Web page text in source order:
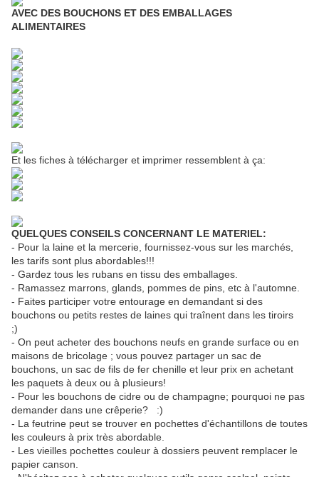
AVEC DES BOUCHONS ET DES EMBALLAGES
ALIMENTAIRES
Et les fiches à télécharger et imprimer ressemblent à ça:
QUELQUES CONSEILS CONCERNANT LE MATERIEL:
- Pour la laine et la mercerie, fournissez-vous sur les marchés,
les tarifs sont plus abordables!!!
- Gardez tous les rubans en tissu des emballages.
- Ramassez marrons, glands, pommes de pins, etc à l'automne.
- Faites participer votre entourage en demandant si des
bouchons ou petits restes de laines qui traînent dans les tiroirs
;)
- On peut acheter des bouchons neufs en grande surface ou en
maisons de bricolage ; vous pouvez partager un sac de
bouchons, un sac de fils de fer chenille et leur prix en achetant
les paquets à deux ou à plusieurs!
- Pour les bouchons de cidre ou de champagne; pourquoi ne pas
demander dans une crêperie? :)
- La feutrine peut se trouver en pochettes d'échantillons de toutes
les couleurs à prix très abordable.
- Les vieilles pochettes couleur à dossiers peuvent remplacer le
papier canson.